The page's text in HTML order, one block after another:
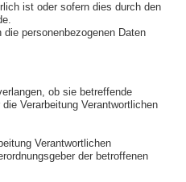
ist oder sofern dies durch den
personenbezogenen Daten
ob sie betreffende
Verarbeitung Verantwortlichen
Verantwortlichen
der betroffenen